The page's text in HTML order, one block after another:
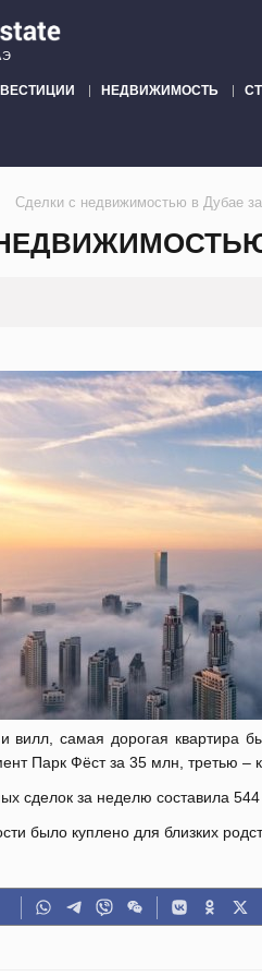
НЕДВИЖИМОСТЬ
Сделки с недвижимостью в Дубае
и вилл, самая дорогая
Парк Фёст за 35 млн, третью –
сделок за неделю составила
было куплено для близких